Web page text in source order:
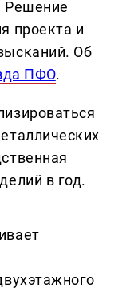
Решение
проекта и
Об
ПФО.
в год.